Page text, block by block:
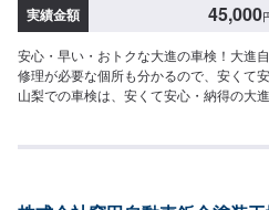
実績金額 45,000
安心・早い・おトクな大進の車検！大進
修理が必要な個所も分かるので、安くて
山梨での車検は、安くて安心・納得の大
始【4】仕上がり次第納車【はじめてでも